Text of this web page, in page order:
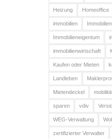
Heizung Homeoffice
immobilien
Immobilieneigentum
immobilienwirtschaft
Kaufen oder Mieten
Landleben
Mietendeckel
sparen vdiv
WEG-Verwaltung
zertifizierter Verwalter